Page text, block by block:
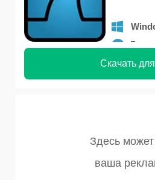
Скачать